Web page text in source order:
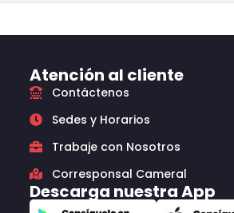
Atención al cliente
Contáctenos
Sedes y Horarios
Trabaje con Nosotros
Corresponsal Cameral
Descarga nuestra App